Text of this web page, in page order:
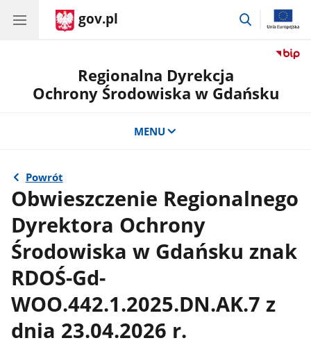
gov.pl
przejdź
Regionalna Dyrekcja
Ochrony Środowiska w Gdańsku
MENU
Powrót
Obwieszczenie Regionalnego
Dyrektora Ochrony
Środowiska w Gdańsku znak
RDOŚ-Gd-
WOO.442.1.2025.DN.AK.7 z
dnia 23.04.2026 r.